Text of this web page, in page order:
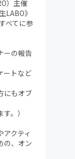
）主催
LABO》
べてに参
ーの報告
ートなど
にもオブ
。）
アクティ
の、オン